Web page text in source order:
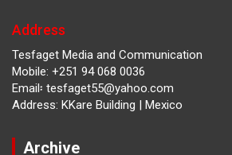
Address
Tesfaget Media and Communication
Mobile: +251 94 068 0036
Email፡ tesfaget55@yahoo.com
Address: KKare Building | Mexico
Archive